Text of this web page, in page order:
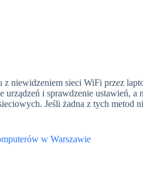
z niewidzeniem sieci WiFi przez
urządzeń i sprawdzenie ustawień,
Jeśli żadna z tych metod
w Warszawie